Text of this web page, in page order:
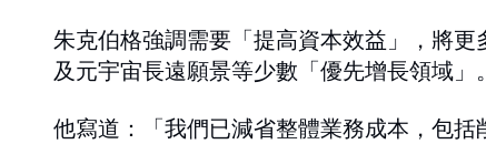
朱克伯格強調需要「提高資本效益」，將
及元宇宙長遠願景等少數「優先增長領域」。
他寫道：「我們已減省整體業務成本，包